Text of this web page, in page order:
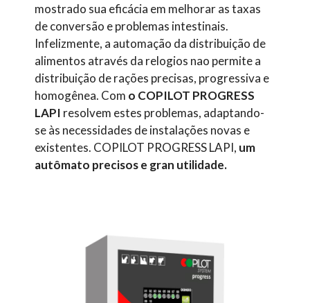
mostrado sua eficácia em melhorar as taxas
de conversão e problemas intestinais.
Infelizmente, a automação da distribuição de
alimentos através da relogios nao permite a
distribuição de rações precisas, progressiva e
homogênea. Com o COPILOT PROGRESS
LAPI resolvem estes problemas, adaptando-
se às necessidades de instalações novas e
existentes. COPILOT PROGRESS LAPI, um
autômato precisos e gran utilidade.